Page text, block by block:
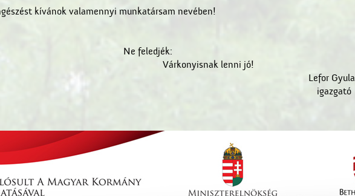
kívánok valamennyi munkatársam nevében!
Ne feledjék:
Várkonyisnak lenni jó!
Lefor Gyula
igazgató